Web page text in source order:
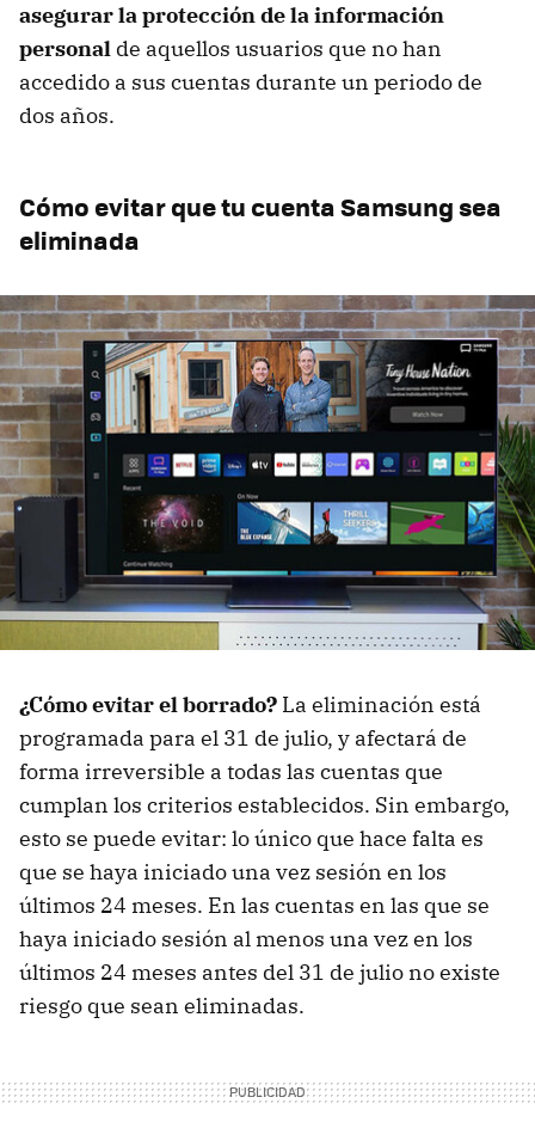
asegurar la protección de la información
personal de aquellos usuarios que no han
accedido a sus cuentas durante un periodo de
dos años.
Cómo evitar que tu cuenta Samsung sea
eliminada
¿Cómo evitar el borrado? La eliminación está
programada para el 31 de julio, y afectará de
forma irreversible a todas las cuentas que
cumplan los criterios establecidos. Sin embargo,
esto se puede evitar: lo único que hace falta es
que se haya iniciado una vez sesión en los
últimos 24 meses. En las cuentas en las que se
haya iniciado sesión al menos una vez en los
últimos 24 meses antes del 31 de julio no existe
riesgo que sean eliminadas.